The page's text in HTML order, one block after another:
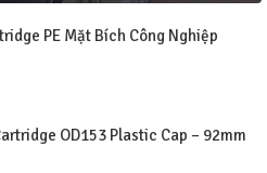
PE Mặt Bích Công Nghiệp
OD153 Plastic Cap – 92mm